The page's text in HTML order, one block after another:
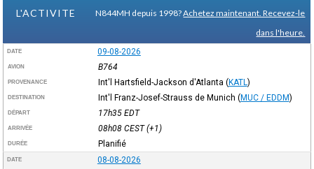
L'ACTIVITE
N844MH depuis 1998?Achetez maintenant. Recevez-le
dans l'heure.
DATE 09-08-2026
AVION B764
PROVENANCE Int'l Hartsfield-Jackson d'Atlanta (KATL )
DESTINATION Int'l Franz-Josef-Strauss de Munich (MUC / EDDM)
DÉPART 17h35 EDT
ARRIVÉE 08h08 CEST(+1)
DURÉE Planifié
DATE 08-08-2026